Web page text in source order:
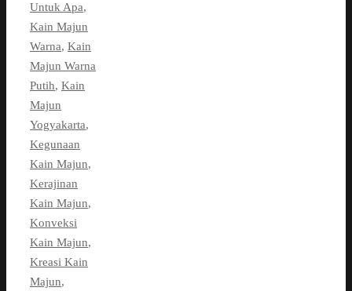
Untuk Apa,
Kain Majun
Warna, Kain
Majun Warna
Putih, Kain
Majun
Yogyakarta,
Kegunaan
Kain Majun,
Kerajinan
Kain Majun,
Konveksi
Kain Majun,
Kreasi Kain
Majun,